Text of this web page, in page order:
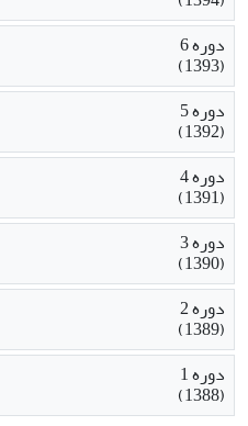
دوره 6
(1393)
دوره 5
(1392)
دوره 4
(1391)
دوره 3
(1390)
دوره 2
(1389)
دوره 1
(1388)